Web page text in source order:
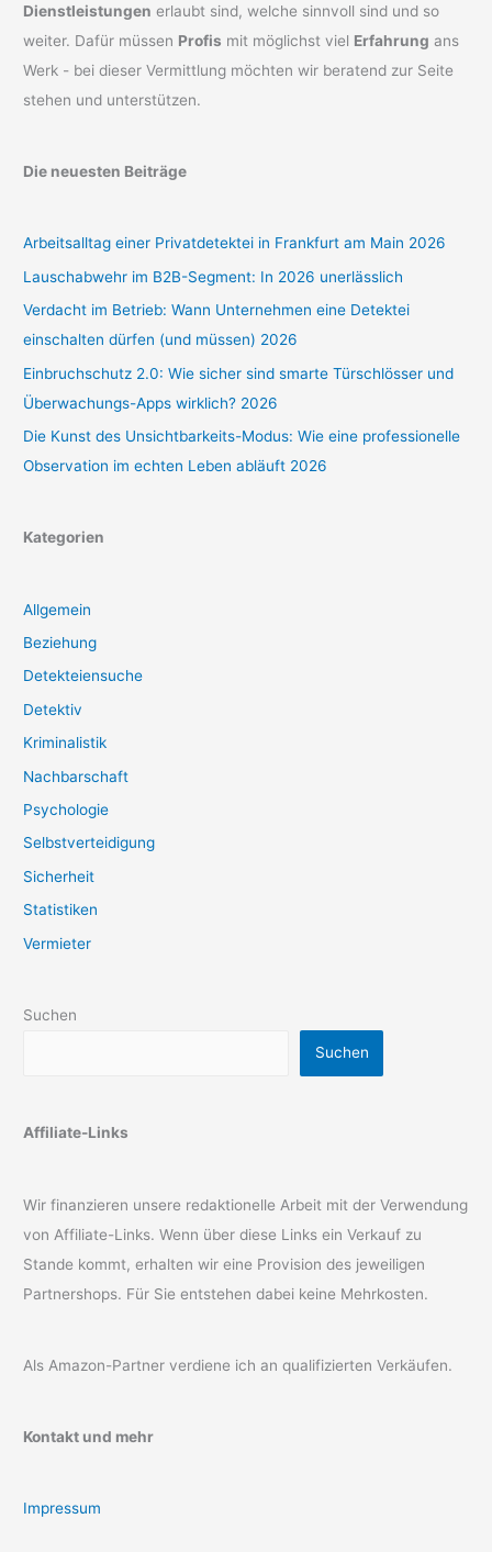
Dienstleistungen erlaubt sind, welche sinnvoll sind und so
weiter. Dafür müssen Profis mit möglichst viel Erfahrung ans
Werk - bei dieser Vermittlung möchten wir beratend zur Seite
stehen und unterstützen.
Die neuesten Beiträge
Arbeitsalltag einer Privatdetektei in Frankfurt am Main 2026
Lauschabwehr im B2B-Segment: In 2026 unerlässlich
Verdacht im Betrieb: Wann Unternehmen eine Detektei
einschalten dürfen (und müssen) 2026
Einbruchschutz 2.0: Wie sicher sind smarte Türschlösser und
Überwachungs-Apps wirklich? 2026
Die Kunst des Unsichtbarkeits-Modus: Wie eine professionelle
Observation im echten Leben abläuft 2026
Kategorien
Allgemein
Beziehung
Detekteiensuche
Detektiv
Kriminalistik
Nachbarschaft
Psychologie
Selbstverteidigung
Sicherheit
Statistiken
Vermieter
Suchen
Suchen
Affiliate-Links
Wir finanzieren unsere redaktionelle Arbeit mit der Verwendung
von Affiliate-Links. Wenn über diese Links ein Verkauf zu
Stande kommt, erhalten wir eine Provision des jeweiligen
Partnershops. Für Sie entstehen dabei keine Mehrkosten.
Als Amazon-Partner verdiene ich an qualifizierten Verkäufen.
Kontakt und mehr
Impressum